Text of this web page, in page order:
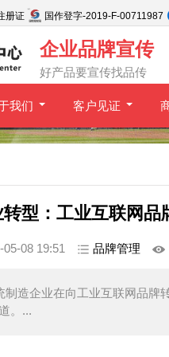
册证 国作登字-2019-F-00711987
企业品牌宣传
好产品要宣传找品传
我们 客户见证
型：工业互联网品
08 19:51 品牌管理
制造企业在向工业互联网品牌
。...